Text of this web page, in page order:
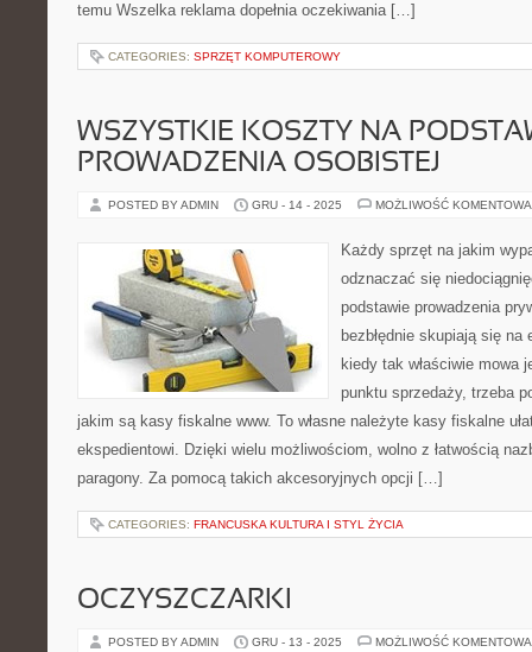
temu Wszelka reklama dopełnia oczekiwania […]
CATEGORIES: SPRZĘT KOMPUTEROWY
WSZYSTKIE KOSZTY NA
PROWADZENIA OSOBISTEJ
POSTED BY ADMIN GRU - 14 - 2025 MOŻLIWOŚĆ
Każdy sprzęt na jakim
odznaczać się
podstawie prowadzenia
bezbłędnie skupiają się
kiedy tak właściwie mowa
punktu sprzedaży, trzeba
jakim są kasy fiskalne www. To własne należyte kasy fiskalne
ekspedientowi. Dzięki wielu możliwościom, wolno z łatwością
paragony. Za pomocą takich akcesoryjnych opcji […]
CATEGORIES: FRANCUSKA KULTURA I STYL ŻYCIA
OCZYSZCZARKI
POSTED BY ADMIN GRU - 13 - 2025 MOŻLIWOŚĆ